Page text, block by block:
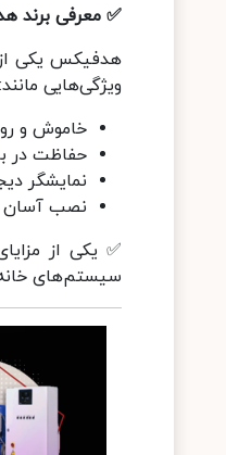
✅ معرفی برند
هدفیکس یکی از
ویژگی‌هایی مانند:
خاموش و
حفاظت در
نمایشگر
نصب آسان
✅ یکی از
سیستم‌های